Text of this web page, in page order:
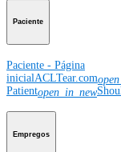
Paciente
Paciente - Página
inicialACLTear.com
Patientopen_in_new
Empregos